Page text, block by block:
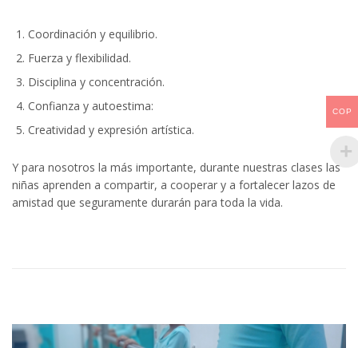
Coordinación y equilibrio.
Fuerza y flexibilidad.
Disciplina y concentración.
Confianza y autoestima:
Creatividad y expresión artística.
Y para nosotros la más importante, durante nuestras clases las
niñas aprenden a compartir, a cooperar y a fortalecer lazos de
amistad que seguramente durarán para toda la vida.
COP